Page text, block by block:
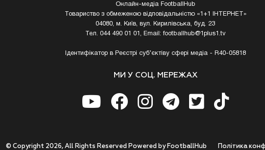
Онлайн-медіа FootballHub
Товариство з обмеженою відповідальністю «1+1 ІНТЕРНЕТ»
04080, м. Київ, вул. Кирилівська, буд. 23
Тел. 044 490 01 01, Email:footballhub@1plus1.tv
Ідентифікатор в Реєстрі суб’єктіву сфері медіа - R40-05818
МИ У СОЦ. МЕРЕЖАХ
Полiтика
© Copyright 2026, All Rights Reserved Powered by FootballHub